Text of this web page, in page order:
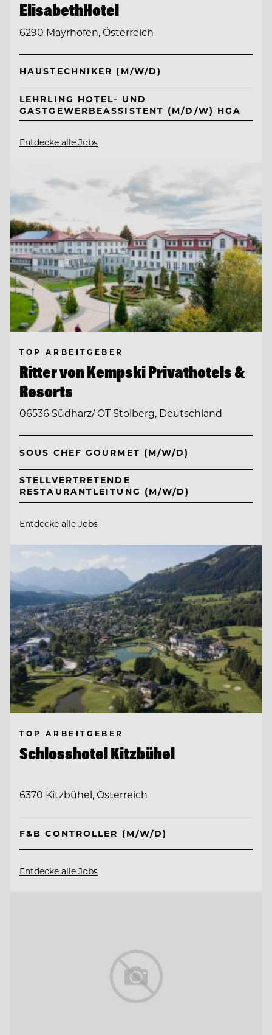
ElisabethHotel
6290 Mayrhofen, Österreich
HAUSTECHNIKER (M/W/D)
LEHRLING HOTEL- UND
GASTGEWERBEASSISTENT (M/D/W) HGA
Entdecke alle Jobs
TOP ARBEITGEBER
Ritter von Kempski Privathotels &
Resorts
06536 Südharz/ OT Stolberg, Deutschland
SOUS CHEF GOURMET (M/W/D)
STELLVERTRETENDE
RESTAURANTLEITUNG (M/W/D)
Entdecke alle Jobs
TOP ARBEITGEBER
Schlosshotel Kitzbühel
6370 Kitzbühel, Österreich
F&B CONTROLLER (M/W/D)
Entdecke alle Jobs